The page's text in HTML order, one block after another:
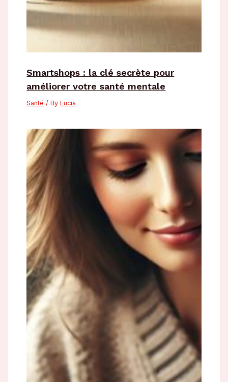
Smartshops : la clé secrète pour
améliorer votre santé mentale
Santé / ByLucia